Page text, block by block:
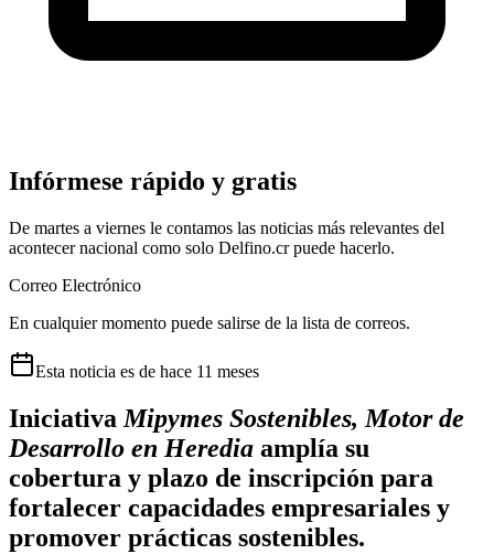
Infórmese rápido y gratis
De martes a viernes le contamos las noticias más relevantes del
acontecer nacional como solo Delfino.cr puede hacerlo.
Correo Electrónico
En cualquier momento puede salirse de la lista de correos.
Esta noticia es de hace 11 meses
Iniciativa Mipymes Sostenibles, Motor de
Desarrollo en Heredia amplía su
cobertura y plazo de inscripción para
fortalecer capacidades empresariales y
promover prácticas sostenibles.